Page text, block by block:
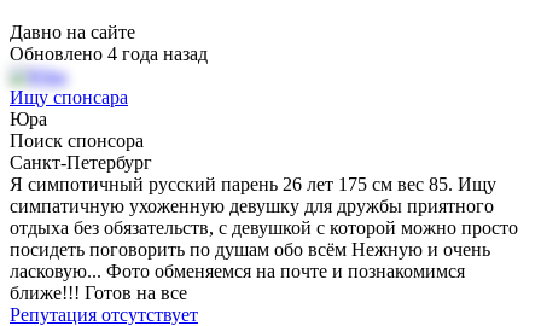
Давно на сайте
Обновлено 4 года назад
Ищу спонсара
Юра
Поиск спонсора
Санкт-Петербург
Я симпотичный русский парень 26 лет 175 см вес 85. Ищу
симпатичную ухоженную девушку для дружбы приятного
отдыха без обязательств, с девушкой с которой можно просто
посидеть поговорить по душам обо всём Нежную и очень
ласковую... Фото обменяемся на почте и познакомимся
ближе!!! Готов на все
Репутация отсутствует